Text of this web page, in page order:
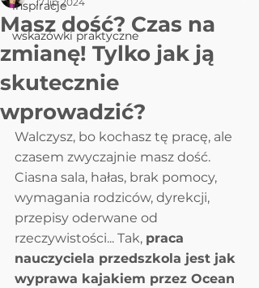
inspiracje
wskazówki praktyczne
Masz dość? Czas na
zmianę! Tylko jak ją
skutecznie
wprowadzić?
Walczysz, bo kochasz tę pracę, ale
czasem zwyczajnie masz dość.
Ciasna sala, hałas, brak pomocy,
wymagania rodziców, dyrekcji,
przepisy oderwane od
rzeczywistości... Tak, praca
nauczyciela przedszkola jest jak
wyprawa kajakiem przez Ocean